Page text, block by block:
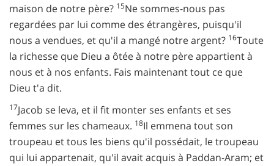
maison de notre père? 15Ne sommes-nous pas
regardées par lui comme des étrangères, puisqu'il
nous a vendues, et qu'il a mangé notre argent? 16Toute
la richesse que Dieu a ôtée à notre père appartient à
nous et à nos enfants. Fais maintenant tout ce que
Dieu t'a dit.
17Jacob se leva, et il fit monter ses enfants et ses
femmes sur les chameaux. 18Il emmena tout son
troupeau et tous les biens qu'il possédait, le troupeau
qui lui appartenait, qu'il avait acquis à Paddan-Aram; et